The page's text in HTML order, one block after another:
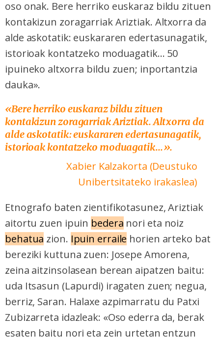
oso onak. Bere herriko euskaraz bildu zituen
kontakizun zoragarriak Ariztiak. Altxorra da
alde askotatik: euskararen edertasunagatik,
istorioak kontatzeko moduagatik... 50
ipuineko altxorra bildu zuen; inportantzia
dauka».
«Bere herriko euskaraz bildu zituen
kontakizun zoragarriak Ariztiak. Altxorra da
alde askotatik: euskararen edertasunagatik,
istorioak kontatzeko moduagatik...».
Xabier Kalzakorta (Deustuko
Unibertsitateko irakaslea)
Etnografo baten zientifikotasunez, Ariztiak
aitortu zuen ipuin bedera nori eta noiz
behatua zion. Ipuin erraile horien arteko bat
bereziki kuttuna zuen: Josepe Amorena,
zeina aitzinsolasean berean aipatzen baitu:
uda Itsasun (Lapurdi) iragaten zuen; negua,
berriz, Saran. Halaxe azpimarratu du Patxi
Zubizarreta idazleak: «Oso ederra da, berak
esaten baitu nori eta zein urtetan entzun